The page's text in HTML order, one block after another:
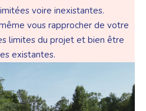
voire inexistantes.
vous rapprocher de votre
limites du projet et bien être
existantes.